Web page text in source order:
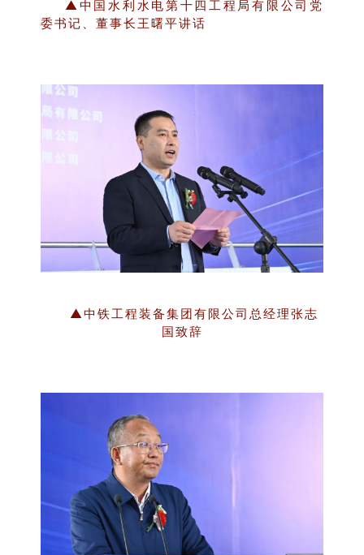
▲中国水利水电第十四工程局有限公司党
委书记、董事长王曙平讲话
▲中铁工程装备集团有限公司总经理张志
国致辞